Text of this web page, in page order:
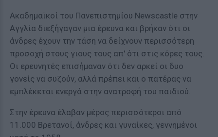
Ακαδημαϊκοί του Πανεπιστημίου Newscastle στην
Αγγλία διεξήγαγαν μια έρευνα και βρήκαν ότι οι
άνδρες έχουν την τάση να δείχνουν περισσότερη
προσοχή στους γιους τους απ' ότι στις κόρες τους.
Οι ερευνητές επισήμαναν ότι δεν αρκεί οι δυο
γονείς να συζούν, αλλά πρέπει και ο πατέρας να
εμπλέκεται ενεργά στην ανατροφή του παιδιού.
Στην έρευνα έλαβαν μέρος περισσότεροι από
11.000 Βρετανοί, άνδρες και γυναίκες, γεννημένοι